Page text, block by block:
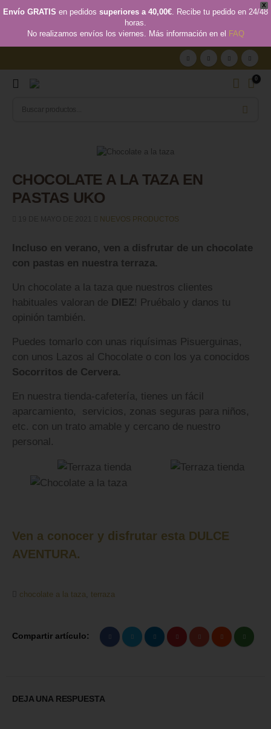
X
Envío GRATIS en pedidos superiores a 40,00€. Recibe tu pedido en 24/48
horas.
No realizamos envíos los viernes. Más información en el FAQ
0
CHOCOLATE A LA TAZA EN
PASTAS UKO
NUEVOS PRODUCTOS
Incluso en verano, ven a disfrutar de un chocolate
con pastas en nuestra terraza.
Un chocolate a la taza que nuestros clientes
habituales valoran de DIEZ! Pruébalo y danos tu
opinión también.
Puedes tomarlo con unas riquísimas Pisuerguinas,
con unos Lazos al Chocolate o con los ya conocidos
Socorritos de Cervera.
En nuestra tienda-cafetería, tienes un fácil
aparcamiento, servicios, zonas seguras para niños,
etc. con un trato amable y cercano de nuestro
personal.
Ven a conocer y disfrutar esta DULCE
AVENTURA.
chocolate a la taza terraza
Compartir artículo:
DEJA UNA RESPUESTA